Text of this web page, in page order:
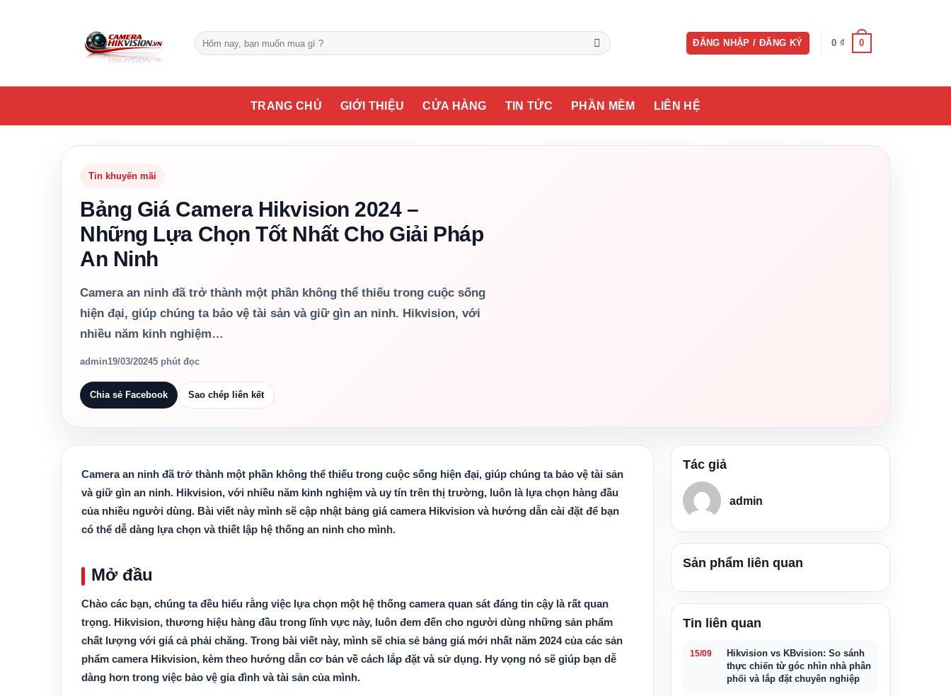
Tìm
kiếm:
ĐĂNG NHẬP / ĐĂNG KÝ 0 ₫ 0
TRANG CHỦ GIỚI THIỆU CỬA HÀNG TIN TỨC PHẦN MỀM LIÊN HỆ
Tin khuyến mãi
Bảng Giá Camera Hikvision 2024 –
Những Lựa Chọn Tốt Nhất Cho Giải Pháp
An Ninh
Camera an ninh đã trở thành một phần không thể thiếu trong cuộc sống
hiện đại, giúp chúng ta bảo vệ tài sản và giữ gìn an ninh. Hikvision, với
nhiều năm kinh nghiệm…
admin19/03/20245 phút đọc
Chia sẻ Facebook Sao chép liên kết
Camera an ninh đã trở thành một phần không thể thiếu trong cuộc sống hiện đại, giúp chúng ta bảo vệ tài sản
và giữ gìn an ninh. Hikvision, với nhiều năm kinh nghiệm và uy tín trên thị trường, luôn là lựa chọn hàng đầu
của nhiều người dùng. Bài viết này mình sẽ cập nhật bảng giá camera Hikvision và hướng dẫn cài đặt để bạn
có thể dễ dàng lựa chọn và thiết lập hệ thống an ninh cho mình.
Mở đầu
Chào các bạn, chúng ta đều hiểu rằng việc lựa chọn một hệ thống camera quan sát đáng tin cậy là rất quan
trọng. Hikvision, thương hiệu hàng đầu trong lĩnh vực này, luôn đem đến cho người dùng những sản phẩm
chất lượng với giá cả phải chăng. Trong bài viết này, mình sẽ chia sẻ bảng giá mới nhất năm 2024 của các sản
phẩm camera Hikvision, kèm theo hướng dẫn cơ bản về cách lắp đặt và sử dụng. Hy vọng nó sẽ giúp bạn dễ
dàng hơn trong việc bảo vệ gia đình và tài sản của mình.
Tác giả
admin
Sản phẩm liên quan
Tin liên quan
15/09
Hikvision vs KBvision: So sánh
thực chiến từ góc nhìn nhà phân
phối và lắp đặt chuyên nghiệp